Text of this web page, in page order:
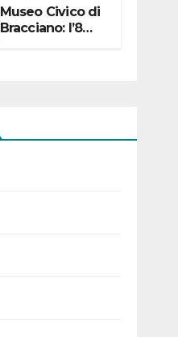
Museo Civico di
Bracciano: l’8